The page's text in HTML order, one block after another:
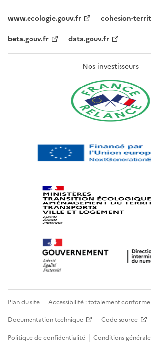
www.ecologie.gouv.fr
cohesion-
beta.gouv.fr
data.gouv.fr
Nos investisseurs
Plan du site Accessibilité : totalement conforme
Documentation technique
Code source
Politique de confidentialité
Conditions